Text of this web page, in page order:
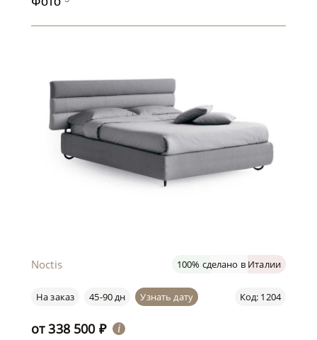
Noctis 100% сделано в Италии
Код: 1204
На заказ 45-90 дн Узнать дату
от338 500 ₽ i